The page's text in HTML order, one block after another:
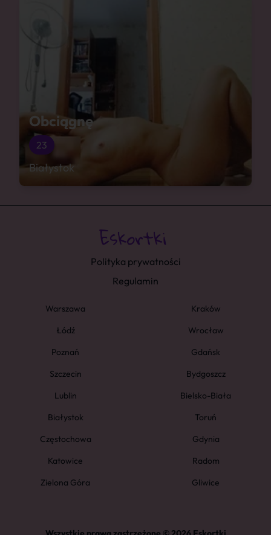
Obciągnę
23
Białystok
Polityka prywatności
Regulamin
Warszawa
Kraków
Łódź
Wrocław
Poznań
Gdańsk
Szczecin
Bydgoszcz
Lublin
Bielsko-Biała
Białystok
Toruń
Częstochowa
Gdynia
Katowice
Radom
Zielona Góra
Gliwice